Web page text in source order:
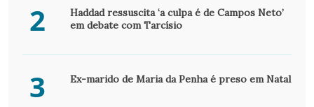
2
Haddad ressuscita ‘a culpa é de Campos Neto’
em debate com Tarcísio
3 Ex-marido de Maria da Penha é preso em Natal